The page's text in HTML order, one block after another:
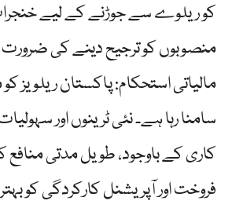
کو ریلوے سے جوڑنے کے لیے
منصوبوں کو ترجیح دینے کی
مالیاتی استحکام: پاکستان ریلویز
سامنا رہا ہے۔ نئی ٹرینوں اور
کاری کے باوجود، طویل مدتی
فروخت اور آپریشنل کارکردگی کو